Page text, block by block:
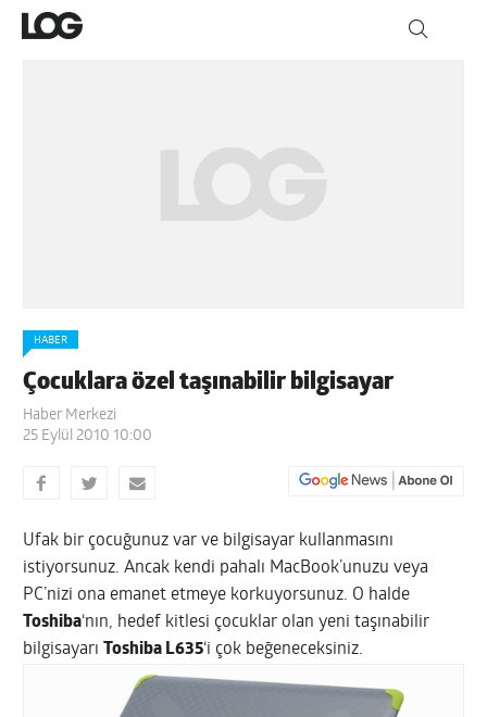
HABER
Çocuklara özel taşınabilir bilgisayar
Haber Merkezi
25 Eylül 2010 10:00
Ufak bir çocuğunuz var ve bilgisayar kullanmasını
istiyorsunuz. Ancak kendi pahalı MacBook’unuzu veya
PC’nizi ona emanet etmeye korkuyorsunuz. O halde
Toshiba‘nın, hedef kitlesi çocuklar olan yeni taşınabilir
bilgisayarı
Toshiba L635‘i çok beğeneceksiniz.